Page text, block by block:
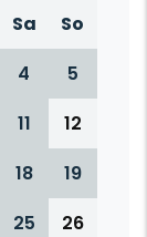
Sa
So
4
5
11
12
18
19
25
26